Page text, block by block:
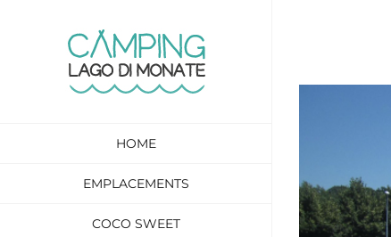
HOME
EMPLACEMENTS
COCO SWEET